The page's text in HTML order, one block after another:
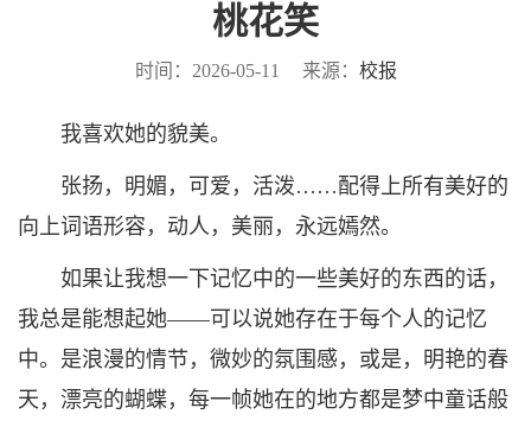
桃花笑
时间：2026-05-11 来源： 校报
我喜欢她的貌美。
张扬，明媚，可爱，活泼……配得上所有美好的
向上词语形容，动人，美丽，永远嫣然。
如果让我想一下记忆中的一些美好的东西的话，
我总是能想起她——可以说她存在于每个人的记忆
中。是浪漫的情节，微妙的氛围感，或是，明艳的春
天，漂亮的蝴蝶，每一帧她在的地方都是梦中童话般